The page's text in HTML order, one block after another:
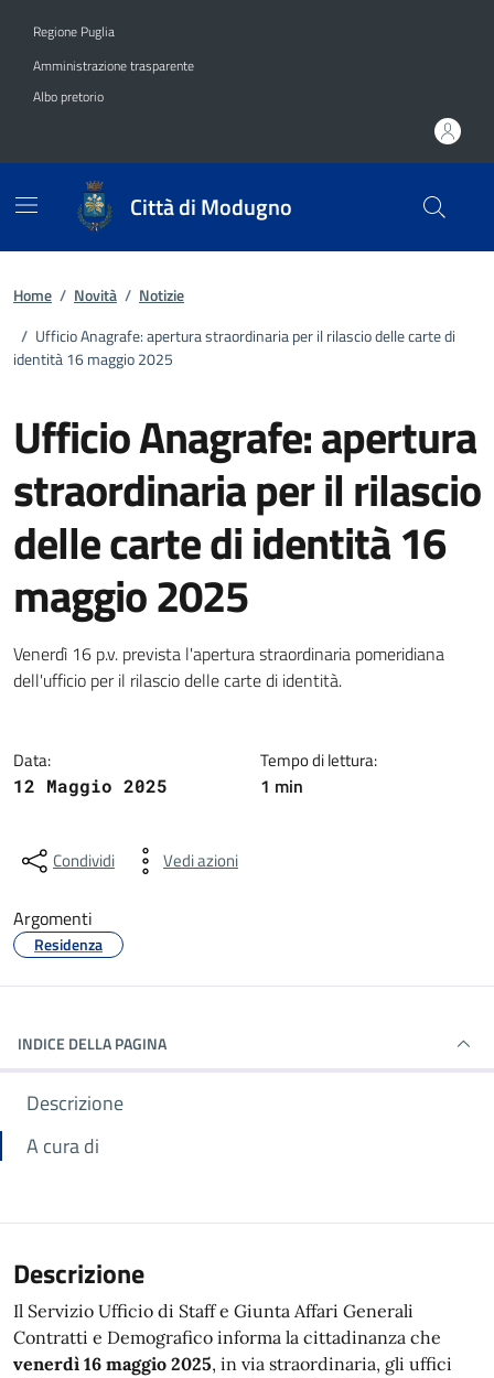
Regione Puglia
Amministrazione trasparente
Albo pretorio
Città di Modugno
Home / Novità / Notizie
/ Ufficio Anagrafe: apertura straordinaria per il rilascio delle carte di
identità 16 maggio 2025
Ufficio Anagrafe: apertura
straordinaria per il rilascio
delle carte di identità 16
maggio 2025
Dettagli della notizia
Venerdì 16 p.v. prevista l'apertura straordinaria pomeridiana
dell'ufficio per il rilascio delle carte di identità.
Data:
12 Maggio 2025
Tempo di lettura:
1 min
Condividi Vedi azioni
Argomenti
Residenza
INDICE DELLA PAGINA
Descrizione
A cura di
Descrizione
Il Servizio Ufficio di Staff e Giunta Affari Generali
Contratti e Demografico informa la cittadinanza che
venerdì 16 maggio 2025, in via straordinaria, gli uffici